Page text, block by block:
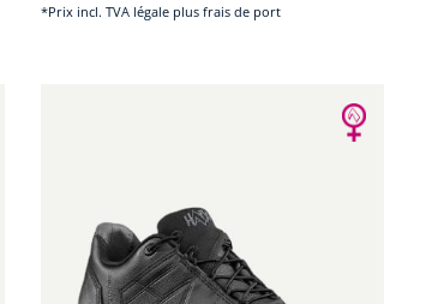
*Prix incl. TVA légale plus frais de port